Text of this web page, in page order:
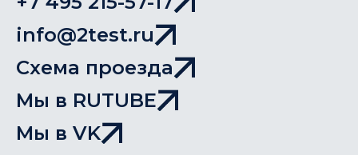
info@2test.ru
Схема проезда
Мы в RUTUBE
Мы в VK